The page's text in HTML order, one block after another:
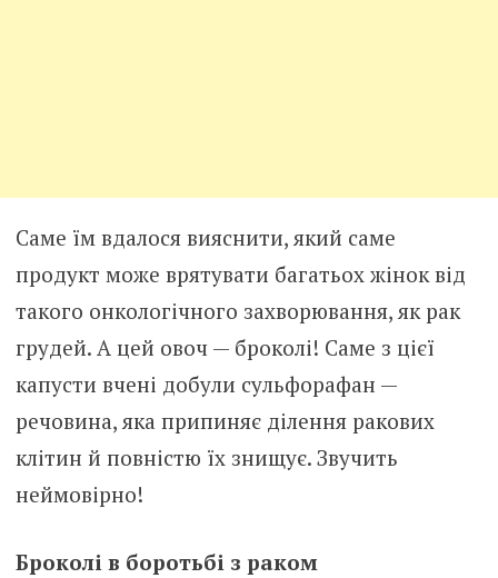
Саме їм вдалося вияснити, який саме
продукт може врятувати багатьох жінок від
такого онкологічного захворювання, як рак
грудей. А цей овоч — броколі! Саме з цієї
капусти вчені добули сульфорафан —
речовина, яка припиняє ділення ракових
клітин й повністю їх знищує. Звучить
неймовірно!
Броколі в боротьбі з раком